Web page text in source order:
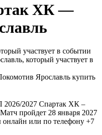
ХК —
Ярославль купить
2026/2027 Спартак ХК –
пройдет 28 января 2027
или по телефону +7